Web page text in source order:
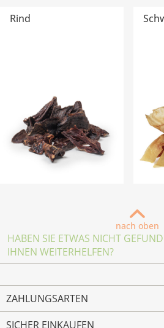
Rind
nach oben
HABEN SIE ETWAS NICHT
IHNEN WEITERHELFEN?
ZAHLUNGSARTEN
SICHER EINKAUFEN